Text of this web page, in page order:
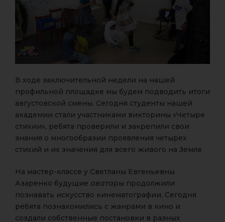
В ходе заключительной недели на нашей
профильной площадке мы будем подводить итоги
августовской смены. Сегодня студенты нашей
академии стали участниками викторины «Четыре
стихии», ребята проверили и закрепили свои
знания о многообразии проявления четырех
стихий и их значения для всего живого на Земле
На мастер-классе у Светланы Евгеньевны
Азаренко будущие аватары продолжили
познавать искусство кинематографии. Сегодня
ребята познакомились с жанрами в кино и
создали собственные постановки в разных